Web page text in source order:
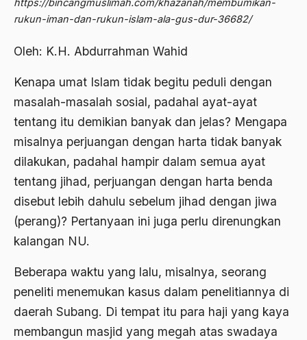
https://bincangmuslimah.com/khazanah/membumikan-
rukun-iman-dan-rukun-islam-ala-gus-dur-36682/
Oleh: K.H. Abdurrahman Wahid
Kenapa umat Islam tidak begitu peduli dengan
masalah-masalah sosial, padahal ayat-ayat
tentang itu demikian banyak dan jelas? Mengapa
misalnya perjuangan dengan harta tidak banyak
dilakukan, padahal hampir dalam semua ayat
tentang jihad, perjuangan dengan harta benda
disebut lebih dahulu sebelum jihad dengan jiwa
(perang)? Pertanyaan ini juga perlu direnungkan
kalangan NU.
Beberapa waktu yang lalu, misalnya, seorang
peneliti menemukan kasus dalam penelitiannya di
daerah Subang. Di tempat itu para haji yang kaya
membangun masjid yang megah atas swadaya
2012
2009
2008
2007
2006
2005
2004
2003
2002
2001
2000
Abdi Masyarakat
abdul wahid hasyim
Abdullah Sungkar
Abdullah Syafi'i
Abdurrahman Addakhil
abdurrahman wahid
Abolisi
Aboulhasan Bani Sadr
Abu AMrin Ibnu Alla'
Abu Bakar Ba’asyir
Abu Hanifah